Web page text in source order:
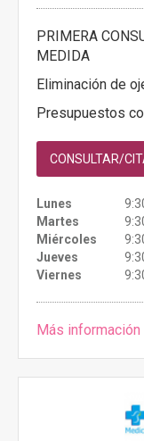
PRIMERA
MEDIDA
Eliminación de
Presupuestos
CONSULTAR/
Lunes
Martes
Miércoles
Jueves
Viernes
Más información